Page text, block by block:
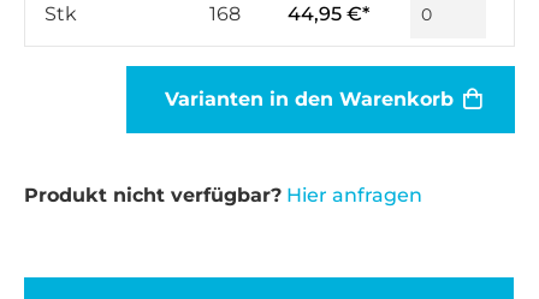
Stk 168 44,95 €*
Varianten in den Warenkorb
Produkt nicht verfügbar? Hier anfragen